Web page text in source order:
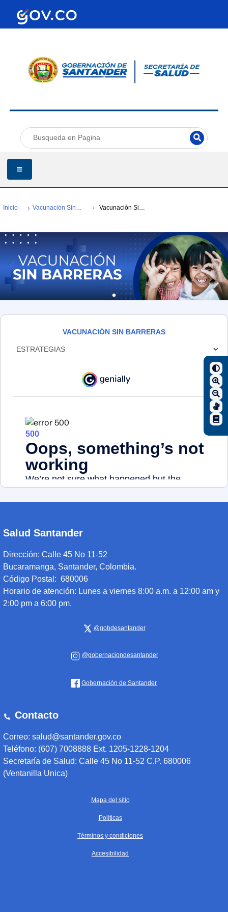
Inicio Vacunación Sin Barreras Vacunación Sin Barreras
VACUNACIÓN SIN BARRERAS
Salud Santander
Dirección: Calle 45 No 11-52
Bucaramanga, Santander, Colombia.
Código Postal: 680006
Horario de atención: Lunes a viernes 8:00 a.m. a 12:00 am y
2:00 pm a 6:00 pm.
@gobdesantander
@gobernaciondesantander
Gobernación de Santander
Contacto
Correo: salud@santander.gov.co
Teléfono: (607) 7008888 Ext. 1205-1228-1204
Secretaría de Salud: Calle 45 No 11-52 C.P. 680006
(Ventanilla Unica)
Mapa del sitio
Políticas
Términos y condiciones
Accesibilidad